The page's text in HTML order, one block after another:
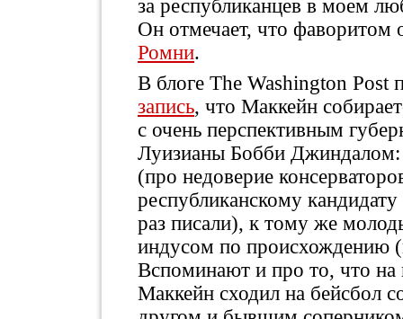
за республиканцев в моем
Он отмечает, что фаворитом
Ромни.
В блоге The Washington Post
запись, что Маккейн
с очень перспективным
Луизианы Бобби Джиндалом:
(про недоверие
республиканскому
раз писали), к тому же
индусом по происхождению
Вспоминают и про то, что
Маккейн сходил на бейсбол